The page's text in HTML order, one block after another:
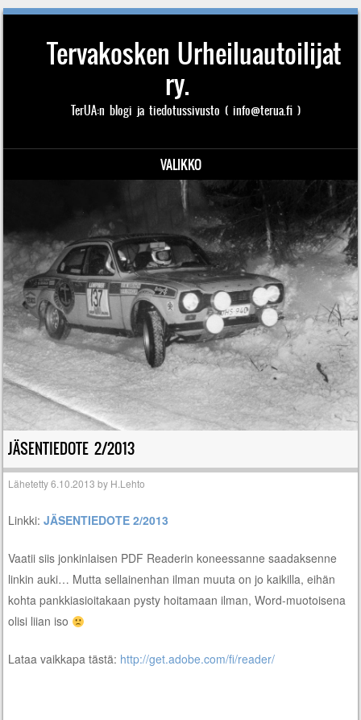
Tervakosken Urheiluautoilijat
ry.
TerUA:n blogi ja tiedotussivusto ( info@terua.fi )
VALIKKO
JÄSENTIEDOTE 2/2013
Lähetetty6.10.2013 by H.Lehto
Linkki:JÄSENTIEDOTE 2/2013
Vaatii siis jonkinlaisen PDF Readerin koneessanne saadaksenne
linkin auki… Mutta sellainenhan ilman muuta on jo kaikilla, eihän
kohta pankkiasioitakaan pysty hoitamaan ilman, Word-muotoisena
olisi liian iso
Lataa vaikkapa tästä: http://get.adobe.com/fi/reader/